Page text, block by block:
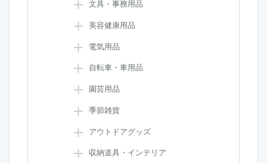
文具・事務用品
美容健康用品
電気用品
自転車・車用品
園芸用品
季節雑貨
アウトドアグッズ
収納道具・インテリア